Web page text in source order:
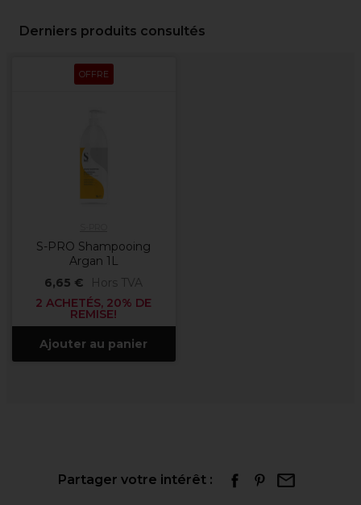
Derniers produits consultés
OFFRE
S-PRO Shampooing
Argan 1L
6,65 €
Hors TVA
2 ACHETÉS, 20% DE
REMISE!
Ajouter au panier
Partager votre intérêt :